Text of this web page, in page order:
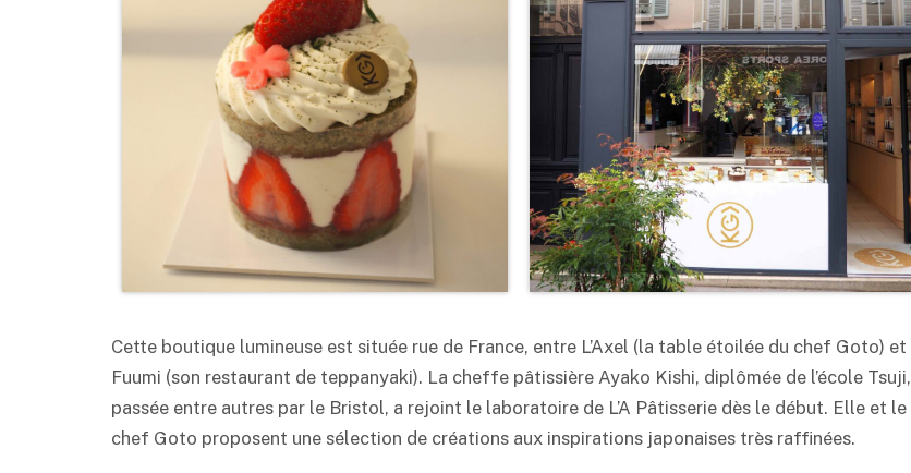
Cette boutique lumineuse est située rue de France, entre L’Axel (la table étoilée du chef Goto) et
Fuumi (son restaurant de teppanyaki). La cheffe pâtissière Ayako Kishi, diplômée de l’école Tsuji,
passée entre autres par le Bristol, a rejoint le laboratoire de L’A Pâtisserie dès le début. Elle et le
chef Goto proposent une sélection de créations aux inspirations japonaises très raffinées.